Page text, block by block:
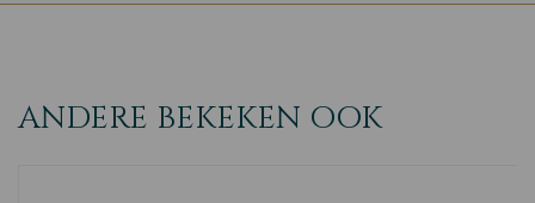
ANDERE BEKEKEN OOK